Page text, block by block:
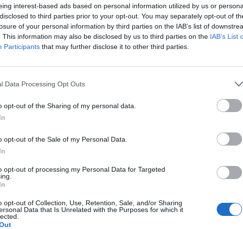
interest-based ads based on personal information utilized by us or
to third parties prior to your opt-out. You may separately opt-out of
of your personal information by third parties on the IAB’s list of
This information may also be disclosed by us to third parties on the IAB’s List
Participants that may further disclose it to other third parties.
Data Processing Opt Outs
opt-out of the Sharing of my personal data.
opt-out of the Sale of my Personal Data.
opt-out of processing my Personal Data for Targeted
opt-out of Collection, Use, Retention, Sale, and/or Sharing
Data that Is Unrelated with the Purposes for which it
έγινε και η 2η -για αυτή τη χρονιά- βιβλιοπαρουσίαση
22/4/2015 στη Δημόσια Κεντρική Βιβλιοθήκη Κιλκίς.
σπόρων “Πελίτι”
Περιπατητών ν. Κιλκίς πραγματοποίησε με επιτυχία εκδρομή
παραδοσιακών σπόρων Πελίτι στο Μεσοχώρι Παρανεστίου
όχθες του Νέστου καθώς και στην Καβάλα.